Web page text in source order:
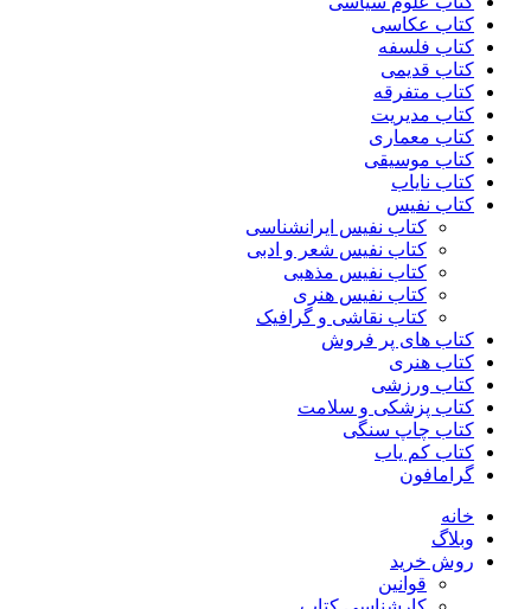
کتاب عکاسی
کتاب فلسفه
کتاب قدیمی
کتاب متفرقه
کتاب مدیریت
کتاب معماری
کتاب موسیقی
کتاب نایاب
کتاب نفیس
کتاب نفیس ایرانشناسی
کتاب نفیس شعر و ادبی
کتاب نفیس مذهبی
کتاب نفیس هنری
کتاب نقاشی و گرافیک
کتاب های پر فروش
کتاب هنری
کتاب ورزشی
کتاب پزشکی و سلامت
کتاب چاپ سنگی
کتاب کم یاب
گرامافون
خانه
وبلاگ
روش خرید
قوانین